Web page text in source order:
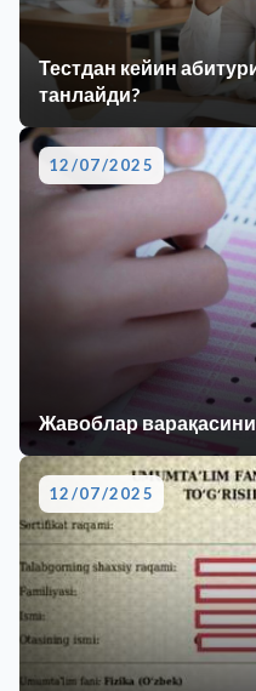
Тестдан кейин
танлайди?
12/07/2025
Жавоблар
12/07/2025